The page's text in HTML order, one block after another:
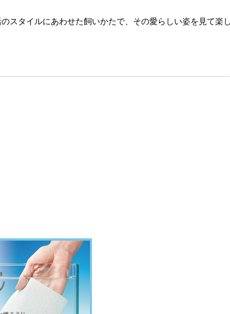
スタイルにあわせた飼いかたで、その愛らしい姿を見て